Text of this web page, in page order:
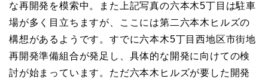
な再開発を模索中。また上記写真の六本木5丁目は駐車
場が多く目立ちますが、ここには第二六本木ヒルズの
構想があるようです。すでに六本木5丁目西地区市街地
再開発準備組合が発足し、具体的な開発に向けての検
討が始まっています。ただ六本木ヒルズが要した開発